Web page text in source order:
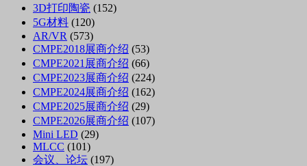
3D打印陶瓷 (152)
5G材料 (120)
AR/VR (573)
CMPE2018展商介绍 (53)
CMPE2021展商介绍 (66)
CMPE2023展商介绍 (224)
CMPE2024展商介绍 (162)
CMPE2025展商介绍 (29)
CMPE2026展商介绍 (107)
Mini LED (29)
MLCC (101)
会议、论坛 (197)